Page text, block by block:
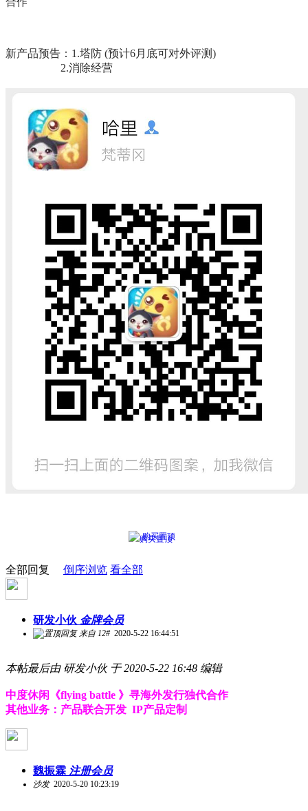
新产品预告：1.塔防 (预计6月底可对外评测)
2.消除经营
购买置顶
全部回复 倒序浏览 看全部
研发小伙 金牌会员
来自 12# 2020-5-22 16:44:51
本帖最后由 研发小伙 于 2020-5-22 16:48 编辑
中度休闲《flying battle 》寻海外发行独代合作
其他业务：产品联合开发 IP产品定制
魏振霖 注册会员
沙发2020-5-20 10:23:19